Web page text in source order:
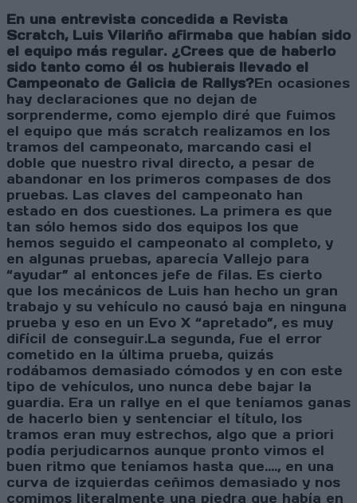
En una entrevista concedida a Revista
Scratch, Luis Vilariño afirmaba que habían sido
el equipo más regular. ¿Crees que de haberlo
sido tanto como él os hubierais llevado el
Campeonato de Galicia de Rallys?En ocasiones
hay declaraciones que no dejan de
sorprenderme, como ejemplo diré que fuimos
el equipo que más scratch realizamos en los
tramos del campeonato, marcando casi el
doble que nuestro rival directo, a pesar de
abandonar en los primeros compases de dos
pruebas. Las claves del campeonato han
estado en dos cuestiones. La primera es que
tan sólo hemos sido dos equipos los que
hemos seguido el campeonato al completo, y
en algunas pruebas, aparecía Vallejo para
“ayudar” al entonces jefe de filas. Es cierto
que los mecánicos de Luis han hecho un gran
trabajo y su vehículo no causó baja en ninguna
prueba y eso en un Evo X “apretado”, es muy
difícil de conseguir.La segunda, fue el error
cometido en la última prueba, quizás
rodábamos demasiado cómodos y en con este
tipo de vehículos, uno nunca debe bajar la
guardia. Era un rallye en el que teníamos ganas
de hacerlo bien y sentenciar el título, los
tramos eran muy estrechos, algo que a priori
podía perjudicarnos aunque pronto vimos el
buen ritmo que teníamos hasta que...., en una
curva de izquierdas ceñimos demasiado y nos
comimos literalmente una piedra que había en